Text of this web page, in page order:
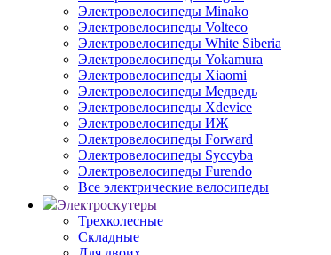
Электровелосипеды Minako
Электровелосипеды Volteco
Электровелосипеды White Siberia
Электровелосипеды Yokamura
Электровелосипеды Xiaomi
Электровелосипеды Медведь
Электровелосипеды Xdevice
Электровелосипеды ИЖ
Электровелосипеды Forward
Электровелосипеды Syccyba
Электровелосипеды Furendo
Все электрические велосипеды
Электроскутеры
Трехколесные
Складные